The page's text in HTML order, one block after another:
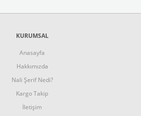
KURUMSAL
Anasayfa
Hakkımızda
Nali Şerif Nedi?
Kargo Takip
İletişim